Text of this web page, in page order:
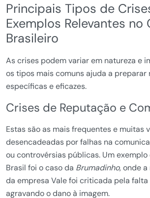
Principais Tipos de
Exemplos Relevantes no
Brasileiro
As crises podem variar em natureza e
os tipos mais comuns ajuda a preparar
específicas e eficazes.
Crises de Reputação e
Estas são as mais frequentes e muitas
desencadeadas por falhas na
ou controvérsias públicas. Um
Brasil foi o caso da Brumadinho, onde
da empresa Vale foi criticada pela
agravando o dano à imagem.